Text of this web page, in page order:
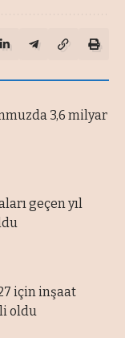
3,6 milyar
geçen yıl
için inşaat
oldu